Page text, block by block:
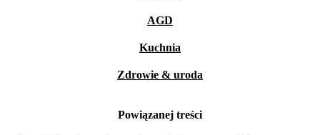
AGD
Kuchnia
Zdrowie & uroda
Powiązanej treści